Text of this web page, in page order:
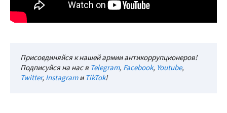
Присоединяйся к нашей армии антикоррупционеров!
Подписуйся на нас в Telegram, Facebook, Youtube,
Twitter, InstagramиTikTok!